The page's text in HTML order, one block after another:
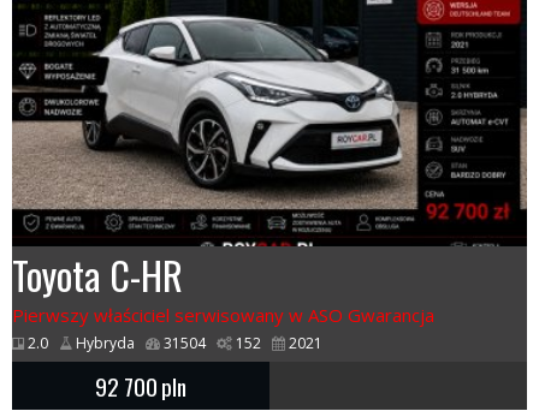
Toyota C-HR
Pierwszy właściciel serwisowany w ASO Gwarancja
2.0 Hybryda 31504 152 2021
92 700pln